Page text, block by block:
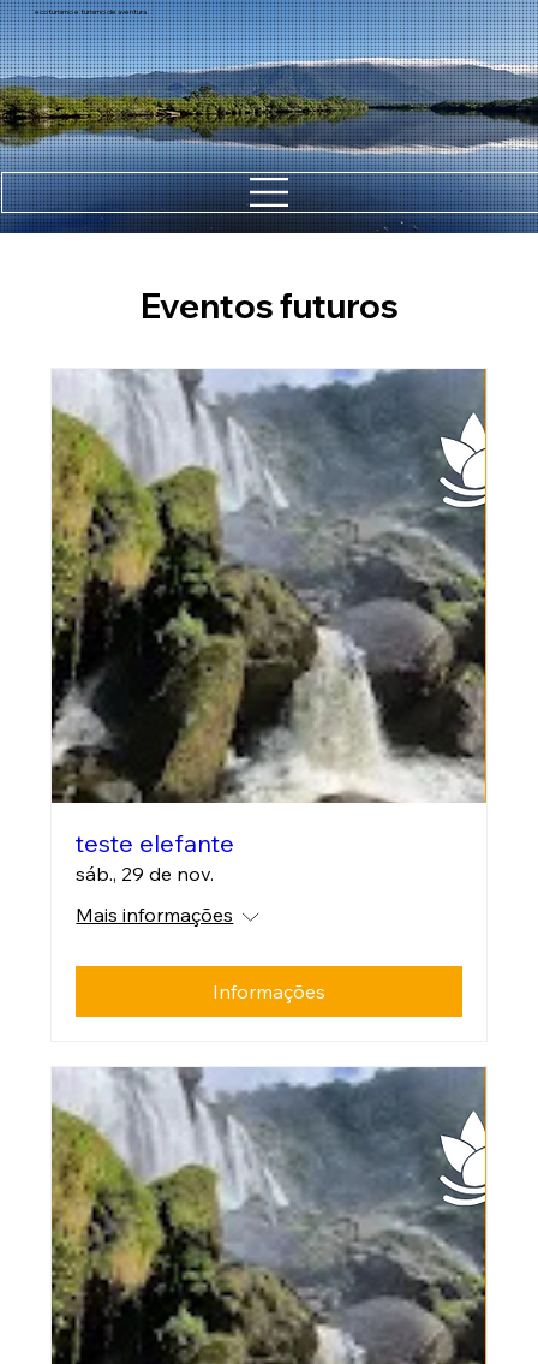
ecoturismo e turismo de aventura
Eventos futuros
teste elefante
sáb., 29 de nov.
Mais informações
Informações